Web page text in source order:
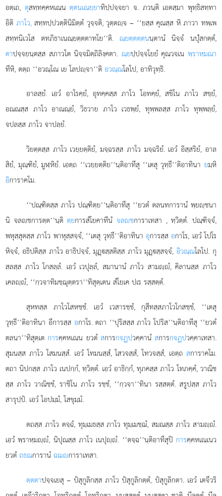
อตฺเถ, ตุสทฺทคฺคหเณนตฺตนเณยฺยาทิปฺปจฺจยา จ. ภวนฺติ เอตสฺมา พุทฺธิสทฺทา
อิติ ภาโว,สทฺทปฺปวตฺตินิมิตฺตํ วุจฺจติ, วุตฺตฺจ – ‘‘ยสฺส คุณสฺส หิ ภาวา ทพฺเพ
สทฺทนิเวโส ตทภิธาเนณฺยตฺตตาทโย’’ติ. ณฺยตฺตตฺตนนฺตานํ นิจฺจํ นปุํสกตฺตํ,
ตาปจฺจยนฺตสฺส สภาวโต นิจฺจมิตฺถิลิงฺคตา. ณฺยปฺปจฺจโยยํ คุณวจเน พฺราหฺมณา
ทีหิ, ตตฺถ ‘‘อวณฺโณ เย โลปฺจา’’ติอวณฺณโลโป, อาทิวุทฺธิ.
อาลสฺยํ. เอวํ อาโรคฺยํ, อุทคฺคสฺส ภาโว โอทคฺยํ, สขิโน ภาโว สขฺยํ,
อณณสฺส ภาโว อาณณฺยํ, วิธวาย ภาโว เวธพฺยํ, ทุพฺพลสฺส ภาโว ทุพฺพลฺยํ,
จปลสฺส ภาโว จาปลฺยํ.
วิยตฺตสฺส ภาโว เวยฺยตฺติยํ, มจฺฉรสฺส ภาโว มจฺฉริยํ. เอวํ อิสฺสริยํ, อาล
สิยํ, มุณฺฑิยํ, มูฬฺหิยํ. เอตฺถ ‘‘เวยฺยตฺติย’’นฺติอาทีสุ ‘‘เตสุ วุทฺธี’’ติอาทินา ยมฺหิ
อิการาคโม.
‘‘ปณฺฑิตสฺส ภาโว ปณฺฑิตฺย’’นฺติอาทีสุ ‘‘ยวตํ ตลนทการานํ พฺยฺชนา
นิ จลชการตฺต’’นฺติตฺยการสํโยคาทีนํจลชการาเทสา , ทฺวิตฺตํ. ปณฺฑิจฺจํ,
พหุสฺสุตสฺส ภาโว พาหุสฺสจฺจํ, ‘‘เตสุ วุทฺธี’’ติอาทินาอุการสฺสอกาโร, เอวํ โปโร
หิจฺจํ, อธิปติสฺส ภาโว อาธิปจฺจํ, มุฏฺสฺสติสฺส ภาโว มุฏฺสฺสจฺจํ,อิวณฺณโลโป. กุ
สลสฺส ภาโว โกสลฺลํ. เอวํ เวปุลฺลํ, สมานานํ ภาโว สามฺํ, คิลานสฺส ภาโว
เคลฺํ, ‘‘กฺวจาทิมชฺฌุตฺตรา’’ทิสุตฺเตน สํโยเค ปเร รสฺสตฺตํ.
สุหทสฺส ภาโวโสหชฺชํ. เอวํ เวสารชฺชํ, กุสีทสฺสภาโวโกสชฺชํ, ‘‘เตสุ
วุทฺธี’’ติอาทินา อีการสฺส อกาโร. ตถา ‘‘ปุริสสฺส ภาโว โปริส’’นฺติอาทีสุ ‘‘ยวตํ
ตลนา’’ทิสุตฺเต การคฺคหเณน ยวตํ สการกจฏปวคฺคานํ สการกจฏปวคฺคาเทสา.
สุมนสฺส ภาโว โสมนสฺสํ. เอวํ โทมนสฺสํ, โสวจสฺสํ, โทวจสฺสํ, เอตฺถ สการาคโม.
ตถา นิปกสฺส ภาโว เนปกฺกํ, ทฺวิตฺตํ. เอวํ อาธิกฺกํ, ทุภคสฺส ภาโว โทภคฺคํ, วาณิช
สฺส ภาโว วาณิชฺชํ, ราชิโน ภาโว รชฺชํ, ‘‘กฺวจา’’ทินา รสฺสตฺตํ. สรูปสฺส ภาโว
สารุปฺปํ. เอวํ โอปมฺมํ, โสขุมฺมํ.
ตถสฺส ภาโว ตจฺฉํ, ทุมฺเมธสฺส ภาโว ทุมฺเมชฺฌํ, สมณสฺส ภาโว สามฺํ.
เอวํ พฺราหฺมฺํ, นิปุณสฺส ภาโว เนปุฺํ. ‘‘ตจฺฉ’’นฺติอาทีสุปิ การคฺคหเณเนว
ยวตํถธณการานํฉฌการาเทสา.
ตฺตตาปจฺจเยสุ– ปํสุกูลิกสฺส ภาโว ปํสุกูลิกตฺตํ, ปํสุกูลิกตา. เอวํ เตจีวริ